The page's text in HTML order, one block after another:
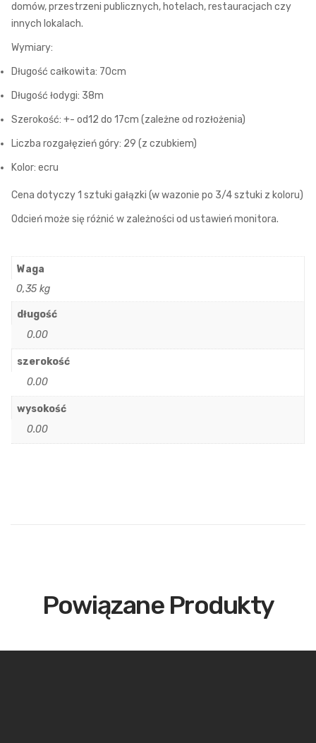
domów, przestrzeni publicznych, hotelach, restauracjach czy
innych lokalach.
Wymiary:
Długość całkowita: 70cm
Długość łodygi: 38m
Szerokość: +- od12 do 17cm (zależne od rozłożenia)
Liczba rozgałęzień góry: 29 (z czubkiem)
Kolor: ecru
Cena dotyczy 1 sztuki gałązki (w wazonie po 3/4 sztuki z koloru)
Odcień może się różnić w zależności od ustawień monitora.
Waga
0,35 kg
długość
0.00
szerokość
0.00
wysokość
0.00
Powiązane Produkty